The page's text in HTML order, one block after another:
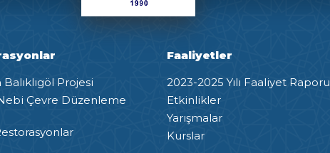
Projesi
Çevre Düzenleme
Faaliyetler
2023-2025 Yılı Faaliyet Raporu
Etkinlikler
Yarışmalar
Kurslar